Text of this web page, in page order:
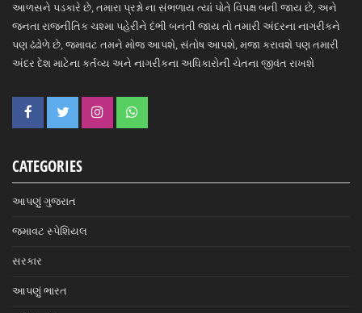
આળસને પડકારે છે, તમારા પ્રશ્નો ના સંભળાય ત્યાં પોતે વિપક્ષ બની જાય છે, અને
જનતા રાજનીતિક ચશ્મા પહેરીને દંભી બનતી જાય તો તમારી અંદરના નાગરીકને
પણ ઢંઢોળે છે, જમાવટ તમને મોજ આપશે, સંતોષ આપશે, મજા કરાવશે પણ તમારી
અંદર દેશ માટેના કર્તવ્ય અને નાગરીકના અધિકારોની ચેતના જીવંત રાખશે
CATEGORIES
આપણું ગુજરાત
જમાવટ સ્પેશિયલ
સરકાર
આપણું ભારત